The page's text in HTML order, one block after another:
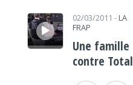
Lecteur audio 02/03/2011 - LA
FRAP
Une famille
contre Total